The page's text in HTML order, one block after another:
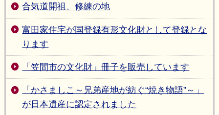
合気道開祖、修練の地
富田家住宅が国登録有形文化財として登録とな
ります
「笠間市の文化財」冊子を販売しています
「かさましこ～兄弟産地が紡ぐ“焼き物語”～」
が日本遺産に認定されました